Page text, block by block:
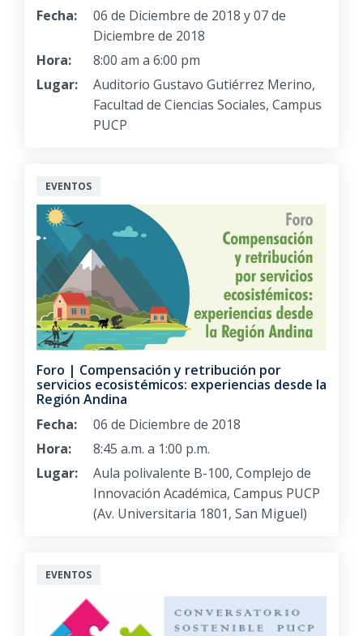
Fecha:
06 de Diciembre de 2018 y 07 de
Diciembre de 2018
Hora:
8:00 am a 6:00 pm
Lugar:
Auditorio Gustavo Gutiérrez Merino,
Facultad de Ciencias Sociales, Campus
PUCP
EVENTOS
Foro | Compensación y retribución por
servicios ecosistémicos: experiencias desde la
Región Andina
Fecha:
06 de Diciembre de 2018
Hora:
8:45 a.m. a 1:00 p.m.
Lugar:
Aula polivalente B-100, Complejo de
Innovación Académica, Campus PUCP
(Av. Universitaria 1801, San Miguel)
EVENTOS